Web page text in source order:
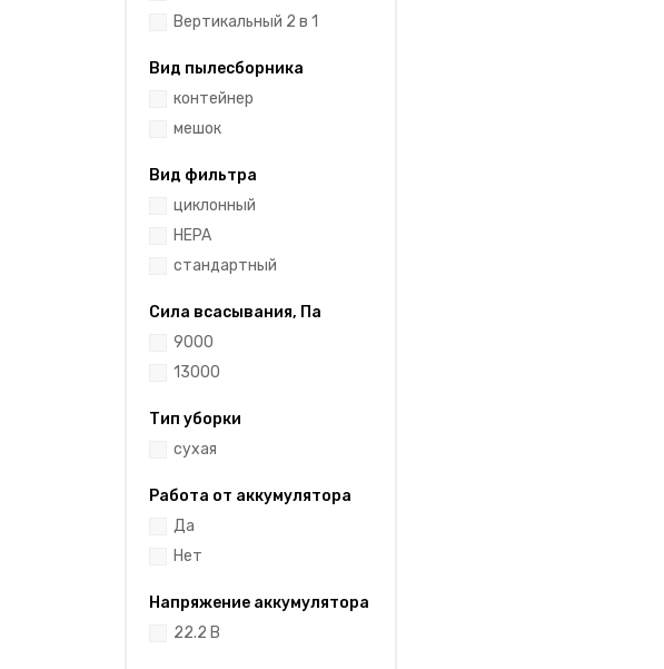
Вертикальный 2 в 1
Вид пылесборника
контейнер
мешок
Вид фильтра
циклонный
HEPA
стандартный
Сила всасывания, Па
9000
13000
Тип уборки
сухая
Работа от аккумулятора
Да
Нет
Напряжение аккумулятора
22.2 В